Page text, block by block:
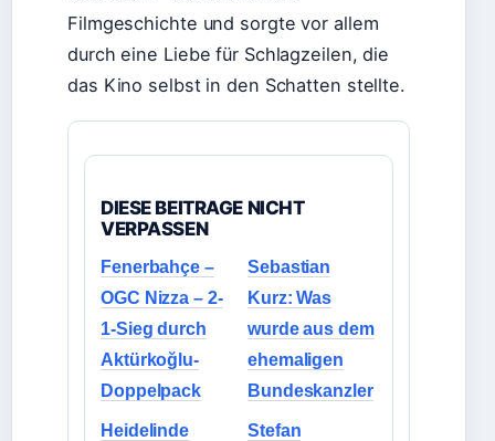
Filmgeschichte und sorgte vor allem
durch eine Liebe für Schlagzeilen, die
das Kino selbst in den Schatten stellte.
DIESE BEITRAGE NICHT
VERPASSEN
Fenerbahçe –
OGC Nizza – 2-
1-Sieg durch
Aktürkoğlu-
Doppelpack
Sebastian
Kurz: Was
wurde aus dem
ehemaligen
Bundeskanzler
Heidelinde
Stefan